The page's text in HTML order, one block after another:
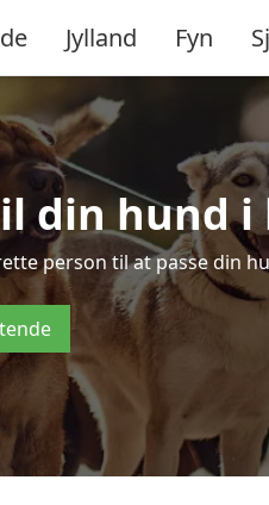
Jylland Fyn
din hund i
person til at passe din